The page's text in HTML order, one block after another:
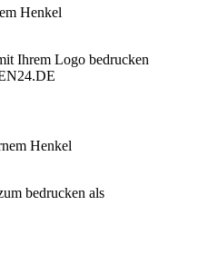
Henkel
Henkel